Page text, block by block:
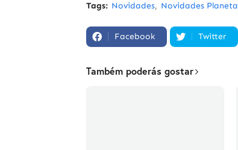
Tags: Novidades Novidades Planeta
Facebook Twitter
Também poderás gostar